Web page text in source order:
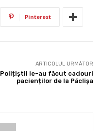
Pinterest
ARTICOLUL URMĂTOR
Polițiștii le-au făcut cadouri
pacienților de la Păclișa